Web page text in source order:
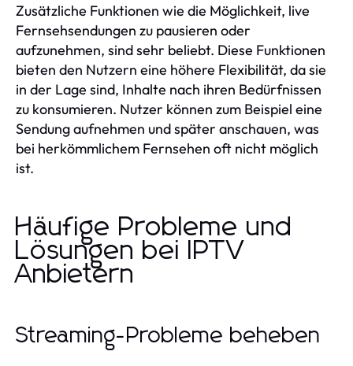
Zusätzliche Funktionen wie die Möglichkeit, live
Fernsehsendungen zu pausieren oder
aufzunehmen, sind sehr beliebt. Diese Funktionen
bieten den Nutzern eine höhere Flexibilität, da sie
in der Lage sind, Inhalte nach ihren Bedürfnissen
zu konsumieren. Nutzer können zum Beispiel eine
Sendung aufnehmen und später anschauen, was
bei herkömmlichem Fernsehen oft nicht möglich
ist.
Häufige Probleme und
Lösungen bei IPTV
Anbietern
Streaming-Probleme beheben